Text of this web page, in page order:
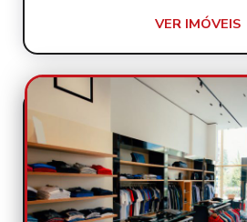
VER IMÓVEIS